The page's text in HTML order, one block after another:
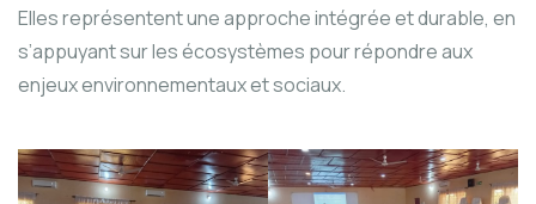
Elles représentent une approche intégrée et durable, en
s’appuyant sur les écosystèmes pour répondre aux
enjeux environnementaux et sociaux.